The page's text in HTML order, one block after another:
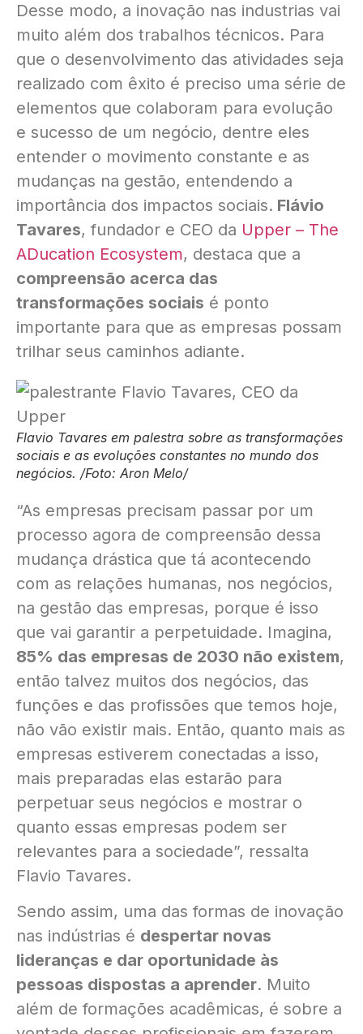
Desse modo, a inovação nas industrias vai
muito além dos trabalhos técnicos. Para
que o desenvolvimento das atividades seja
realizado com êxito é preciso uma série de
elementos que colaboram para evolução
e sucesso de um negócio, dentre eles
entender o movimento constante e as
mudanças na gestão, entendendo a
importância dos impactos sociais. Flávio
Tavares, fundador e CEO da Upper – The
ADucation Ecosystem, destaca que a
compreensão acerca das
transformações sociais é ponto
importante para que as empresas possam
trilhar seus caminhos adiante.
Flavio Tavares em palestra sobre as transformações
sociais e as evoluções constantes no mundo dos
negócios. /Foto: Aron Melo/
“As empresas precisam passar por um
processo agora de compreensão dessa
mudança drástica que tá acontecendo
com as relações humanas, nos negócios,
na gestão das empresas, porque é isso
que vai garantir a perpetuidade. Imagina,
85% das empresas de 2030 não existem,
então talvez muitos dos negócios, das
funções e das profissões que temos hoje,
não vão existir mais. Então, quanto mais as
empresas estiverem conectadas a isso,
mais preparadas elas estarão para
perpetuar seus negócios e mostrar o
quanto essas empresas podem ser
relevantes para a sociedade”, ressalta
Flavio Tavares.
Sendo assim, uma das formas de inovação
nas indústrias é despertar novas
lideranças e dar oportunidade às
pessoas dispostas a aprender. Muito
além de formações acadêmicas, é sobre a